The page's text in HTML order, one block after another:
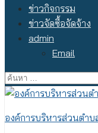
ข่าวกิจกรรม
ข่าวจัดซื้อจัดจ้าง
admin
Email
ค้นหา
สำหรับ:
องค์การบริหารส่วนตำบ